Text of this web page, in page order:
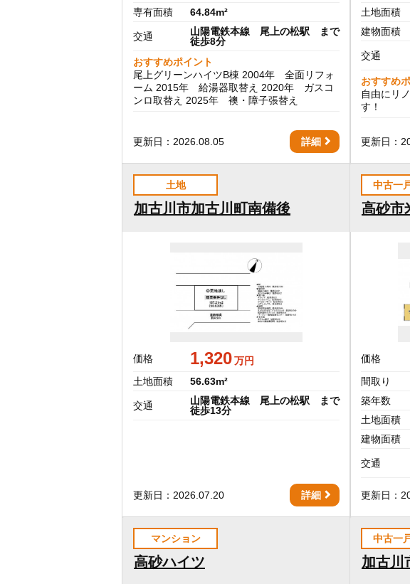
専有面積
64.84m²
交通
山陽電鉄本線 尾上の松駅 まで
徒歩8分
おすすめポイント
尾上グリーンハイツB棟 2004年 全面リフォ
ーム 2015年 給湯器取替え 2020年 ガスコ
ンロ取替え 2025年 襖・障子張替え
更新日：2026.08.05 詳細
土地面積
建物面積
交通
おすすめ
自由にリ
す！
更新日：
土地
加古川市加古川町南備後
価格 1,320万円
土地面積
56.63m²
交通
山陽電鉄本線 尾上の松駅 まで
徒歩13分
更新日：2026.07.20 詳細
中古一
高砂市
価格
間取り
築年数
土地面積
建物面積
交通
更新日：
マンション
高砂ハイツ
中古一
加古川